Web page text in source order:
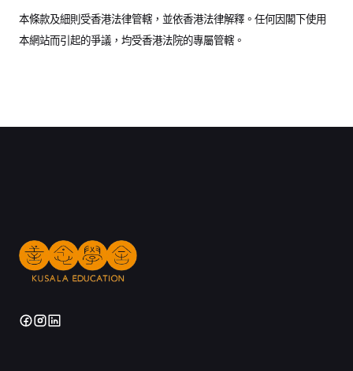
本條款及細則受香港法律管轄，並依香港法律解釋。任何因閣下使用
本網站而引起的爭議，均受香港法院的專屬管轄。